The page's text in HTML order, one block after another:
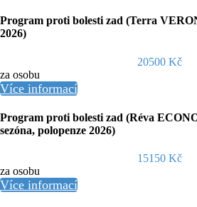
Program proti bolesti zad (Terra
2026)
20500 Kč
za osobu
Více informací
Program proti bolesti zad (Réva
sezóna, polopenze 2026)
15150 Kč
za osobu
Více informací